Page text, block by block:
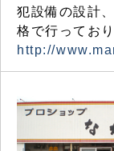
犯設備の設計
格で行っており
http://